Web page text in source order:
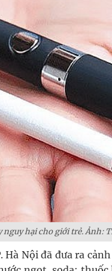
nguy hại cho giới trẻ.
Nội đã đưa ra